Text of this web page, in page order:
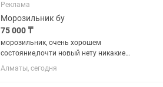
Реклама
Морозильник бу
75 000 ₸
морозильник, очень хорошем
состояние,почти новый нету никакие
минусы.317 л
Алматы, сегодня